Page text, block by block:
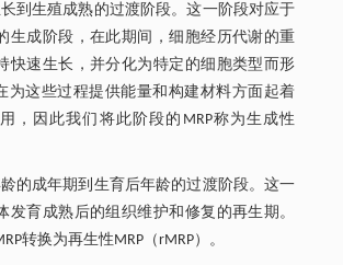
长到生殖成熟的过渡阶段。这一阶段对应于
生成阶段，在此期间，细胞经历代谢的重
快速生长，并分化为特定的细胞类型而形
为这些过程提供能量和构建材料方面起着
，因此我们将此阶段的MRP称为生成性
龄的成年期到生育后年龄的过渡阶段。这一
发育成熟后的组织维护和修复的再生期。
转换为再生性MRP（rMRP）。